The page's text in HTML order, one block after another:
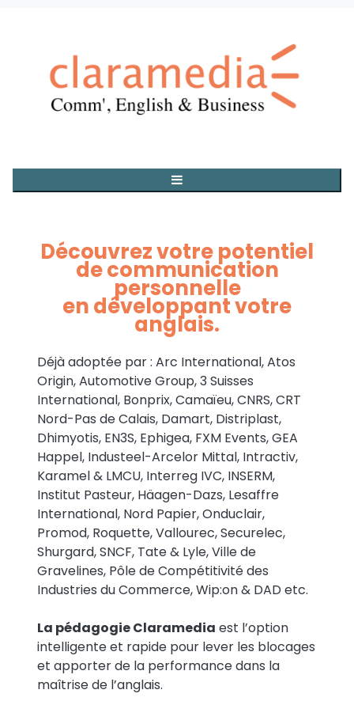
Découvrez votre potentiel
de communication
personnelle
en développant votre
anglais.
Déjà adoptée par : Arc International, Atos
Origin, Automotive Group, 3 Suisses
International, Bonprix, Camaïeu, CNRS, CRT
Nord-Pas de Calais, Damart, Distriplast,
Dhimyotis, EN3S, Ephigea, FXM Events, GEA
Happel, Industeel-Arcelor Mittal, Intractiv,
Karamel & LMCU, Interreg IVC, INSERM,
Institut Pasteur, Häagen-Dazs, Lesaffre
International, Nord Papier, Onduclair,
Promod, Roquette, Vallourec, Securelec,
Shurgard, SNCF, Tate & Lyle, Ville de
Gravelines, Pôle de Compétitivité des
Industries du Commerce, Wip:on & DAD etc.
La pédagogie Claramedia est l’option
intelligente et rapide pour lever les blocages
et apporter de la performance dans la
maîtrise de l’anglais.